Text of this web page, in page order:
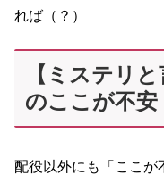
れば（？）
【ミステリ
のここが不安
配役以外にも「ここが